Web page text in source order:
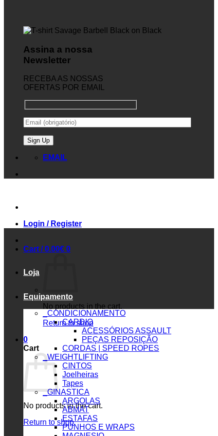
Assina a nossa
Newsletter
RECEBA AS NOSSAS
OFERTAS POR EMAIL
EMAIL
Login / Register
Cart /0.00€ 0
No products in the cart.
Return to shop
0
Cart
No products in the cart.
Return to shop
Loja
Equipamento
_CONDICIONAMENTO
CARDIO
ACESSÓRIOS ASSAULT
PEÇAS REPOSIÇÃO
CORDAS | SPEED ROPES
_WEIGHTLIFTING
CINTOS
Joelheiras
Tapes
_GINASTICA
ARGOLAS
ABMAT
ESTAFAS
PUNHOS E WRAPS